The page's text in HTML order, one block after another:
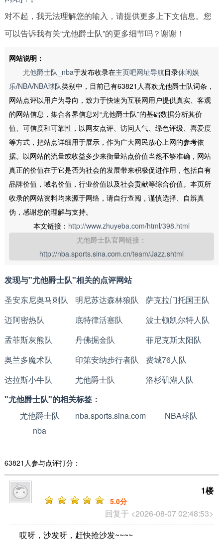
对不起，我无法理解您的输入，请提供更多上下文信息。您
可以告诉我有关“尤他爵士队”的更多细节吗？谢谢！
网站说明：
尤他爵士队_nba于发布收录在主页吧网址导航目录休闲娱
乐/NBA/NBA球队类别中，目前已有63821人喜欢尤他爵士队词条，
网站点评以用户为导向，致力于快速为互联网用户提供真实、客观
的网站信息，集合各界信息对“尤他爵士队”的基础数据分析其价
值、可信度和可靠性，以网友点评、访问人气、绿色评级、喜爱度
等方式，把站点详细用于展示，作为广大网民放心上网的参考依
据。以网站的流量或收益多少来衡量站点价值当然不够准确，网站
真正的价值在于它是否为社会的发展带来积极促进作用，包括自有
品牌价值，域名价值，行业价值以及社会贡献等综合价值。本页所
收录的网站资料均来源于网络，请自行查阅，谨慎选择、自辨真
伪，感谢您的理解与支持。
本文链接： http://www.zhuyeba.com/html/398.html
尤他爵士队官网链接：
http://nba.sports.sina.com.cn/team/Jazz.shtml
发现与"尤他爵士队"相关的点评网站
圣安东尼奥马刺队
明尼苏达森林狼队
萨克拉门托国王队
迈阿密热队
底特律活塞队
波士顿凯尔特人队
孟菲斯灰熊队
丹佛掘金队
菲尼克斯太阳队
奥兰多魔术队
印第安纳步行者队
费城76人队
达拉斯小牛队
尤他爵士队
洛杉矶湖人队
"尤他爵士队"的相关标签：
尤他爵士队
nba.sports.sina.com.cn
NBA球队
nba
63821人参与点评打分：
回复于 <2026-08-07 02:48:53>
1楼
5.0分
哎呀，沙发呀，赶快抢沙发~~~~